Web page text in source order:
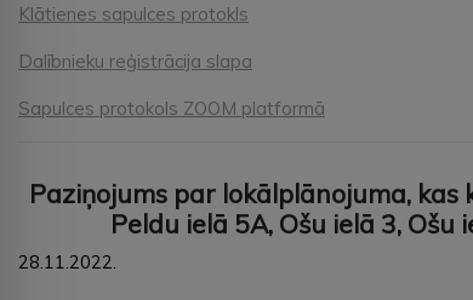
Klātienes sapulces protokls
Dalībnieku reģistrācija slapa
Sapulces protokols ZOOM platformā
Paziņojums par lokālplānojuma,
Peldu ielā 5A, Ošu ielā 3,
28.11.2022.